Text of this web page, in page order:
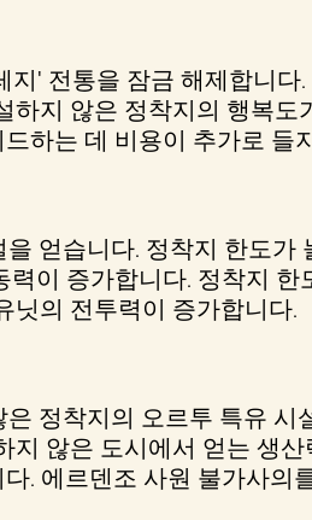
지' 전통을 잠금 해제합니다.
하지 않은 정착지의 행복도
하는 데 비용이 추가로 들
얻습니다. 정착지 한도가
력이 증가합니다. 정착지
닛의 전투력이 증가합니다.
정착지의 오르투 특유
지 않은 도시에서 얻는 생
. 에르덴조 사원 불가사의